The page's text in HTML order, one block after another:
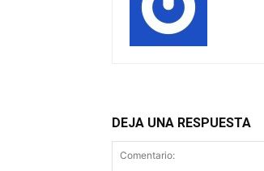
DEJA UNA RESPUESTA